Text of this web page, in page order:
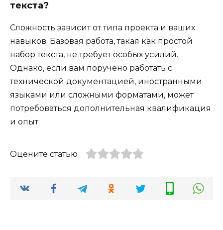
текста?
Сложность зависит от типа проекта и ваших
навыков. Базовая работа, такая как простой
набор текста, не требует особых усилий.
Однако, если вам поручено работать с
технической документацией, иностранными
языками или сложными форматами, может
потребоваться дополнительная квалификация
и опыт.
Оцените статью